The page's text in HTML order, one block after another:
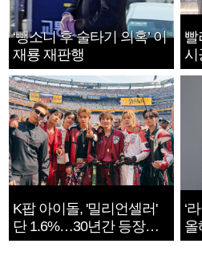
‘뺑소니 후 술타기 의혹’ 이
재룡 재판행
빨
시
지
K팝 아이돌, '밀리언셀러'
단 1.6%…30년간 등장
1182개팀 전수조사
‘
올
확